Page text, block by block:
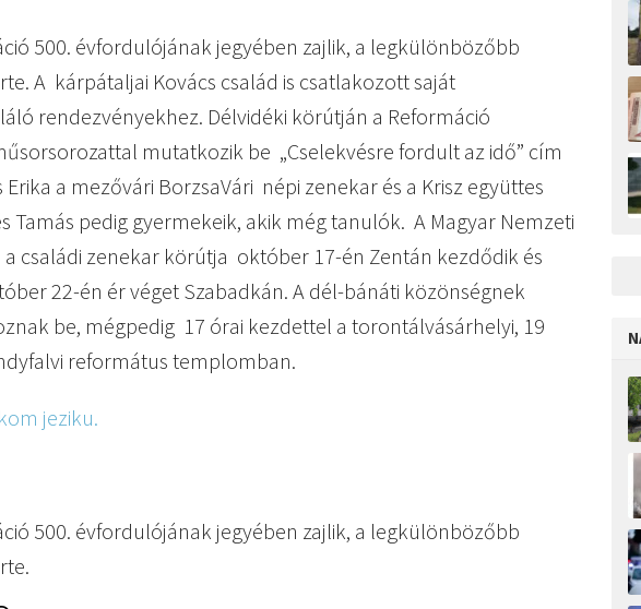
500. évfordulójának jegyében zajlik, a legkülönbözőbb
A kárpátaljai Kovács család is csatlakozott saját
rendezvényekhez. Délvidéki körútján a Reformáció
mutatkozik be „Cselekvésre fordult az idő” cím
a mezővári BorzsaVári népi zenekar és a Krisz együttes
Tamás pedig gyermekeik, akik még tanulók. A Magyar Nemzeti
családi zenekar körútja október 17-én Zentán kezdődik és
22-én ér véget Szabadkán. A dél-bánáti közönségnek
be, mégpedig 17 órai kezdettel a torontálvásárhelyi, 19
református templomban.
jeziku.
500. évfordulójának jegyében zajlik, a legkülönbözőbb